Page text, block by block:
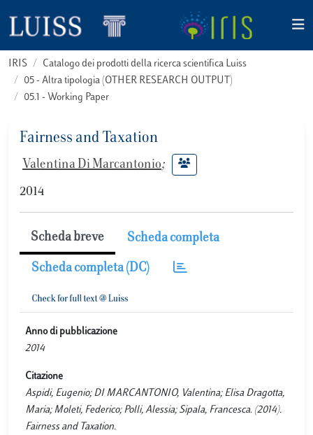
IRIS
Catalogo dei prodotti della ricerca scientifica Luiss
05 - Altra tipologia (OTHER RESEARCH OUTPUT)
05.1 - Working Paper
Fairness and Taxation
Valentina Di Marcantonio;
2014
Scheda breve Scheda completa
Scheda completa (DC)
Anno di pubblicazione
2014
Citazione
Aspidi, Eugenio; DI MARCANTONIO, Valentina; Elisa Dragotta,
Maria; Moleti, Federico; Polli, Alessia; Sipala, Francesca. (2014).
Fairness and Taxation.